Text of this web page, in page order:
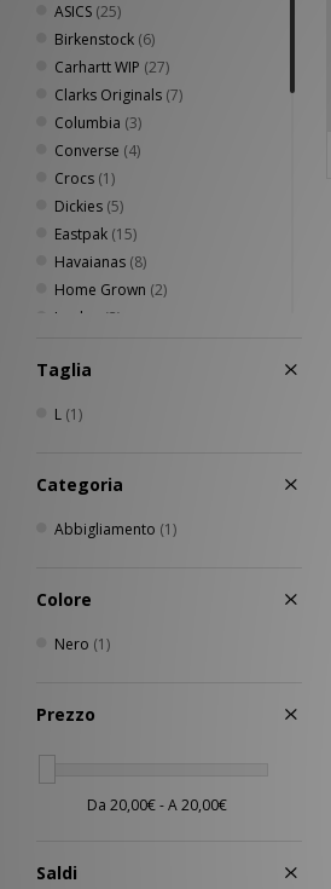
ASICS (25)
Birkenstock (6)
Carhartt WIP (27)
Clarks Originals (7)
Columbia (3)
Converse (4)
Crocs (1)
Dickies (5)
Eastpak (15)
Havaianas (8)
Home Grown (2)
Jordan
(3)
New Balance
Nike
PUMA(14)
Reebok(6)
Saucony
Stance(3)
Timberland
VISIT
Taglia
L (1)
Categoria
Abbigliamento (1)
Colore
Nero (1)
Prezzo
Saldi